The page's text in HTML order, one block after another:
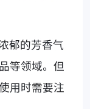
郁的芳香气
等领域。但
用时需要注